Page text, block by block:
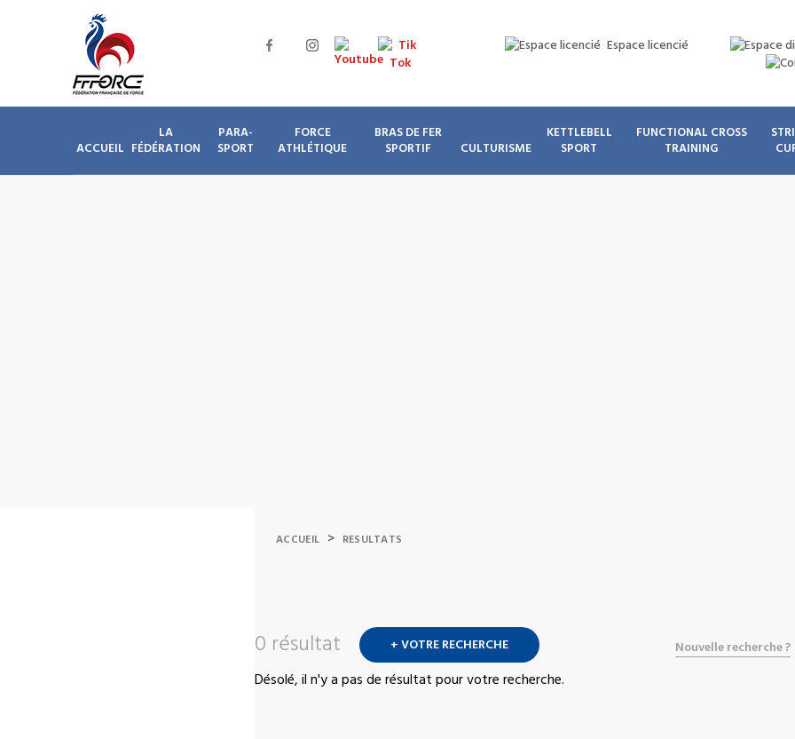
Espace licencié
ACCUEIL
LA
FÉDÉRATION
PARA-
SPORT
FORCE
ATHLÉTIQUE
BRAS DE FER
SPORTIF
CULTURISME
KETTLEBELL
SPORT
FUNCTIONAL CROSS
TRAINING
ACCUEIL > RESULTATS
0 résultat + VOTRE RECHERCHE Nouvelle recherche ?
Désolé, il n'y a pas de résultat pour votre recherche.